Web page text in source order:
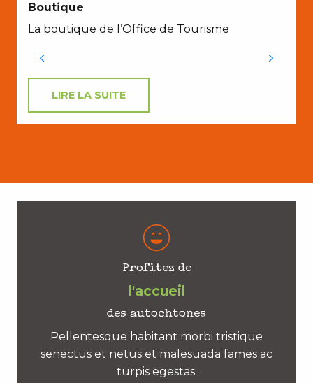
Boutique
La boutique de l’Office de Tourisme
LIRE LA SUITE
Profitez de
l'accueil
des autochtones
Pellentesque habitant morbi tristique
senectus et netus et malesuada fames ac
turpis egestas.